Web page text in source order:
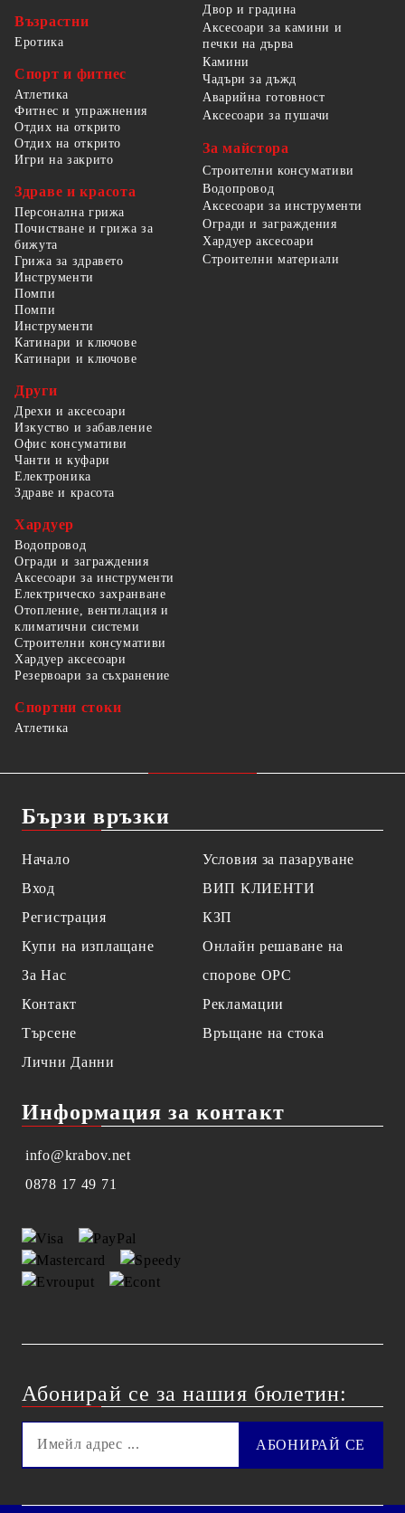
Възрастни
Еротика
Спорт и фитнес
Атлетика
Фитнес и упражнения
Отдих на открито
Отдих на открито
Игри на закрито
Здраве и красота
Персонална грижа
Почистване и грижа за
бижута
Грижа за здравето
Двор и градина
Аксесоари за камини и
печки на дърва
Камини
Чадъри за дъжд
Аварийна готовност
Аксесоари за пушачи
За майстора
Строителни консумативи
Водопровод
Аксесоари за инструменти
Огради и заграждения
Хардуер аксесоари
Строителни материали
Инструменти
Помпи
Помпи
Инструменти
Катинари и ключове
Катинари и ключове
Други
Дрехи и аксесоари
Изкуство и забавление
Офис консумативи
Чанти и куфари
Електроника
Здраве и красота
Хардуер
Водопровод
Огради и заграждения
Аксесоари за инструменти
Електрическо захранване
Отопление, вентилация и
климатични системи
Строителни консумативи
Хардуер аксесоари
Резервоари за съхранение
Спортни стоки
Атлетика
Бързи връзки
Начало
Вход
Регистрация
Купи на изплащане
За Нас
Контакт
Търсене
Лични Данни
Условия за пазаруване
ВИП КЛИЕНТИ
КЗП
Онлайн решаване на
спорове OPC
Рекламации
Връщане на стока
Информация за контакт
info@krabov.net
0878 17 49 71
Абонирай се за нашия бюлетин: